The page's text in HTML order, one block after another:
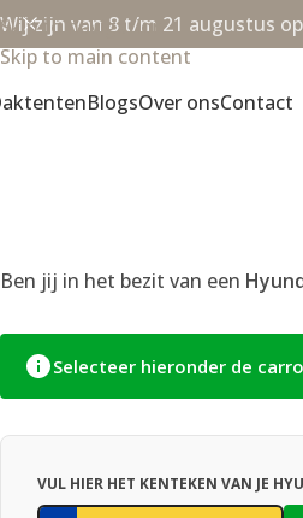
Skip to navigation
Skip to main content
Wij zijn van 8 t/m 21 augustus
BlogsOver onsContact
Ben jij in het bezit van een
Selecteer hieronder de
VUL HIER HET KENTEKEN VAN JE